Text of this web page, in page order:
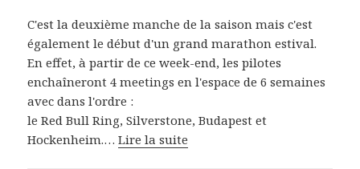
C'est la deuxième manche de la saison mais c'est
également le début d'un grand marathon estival.
En effet, à partir de ce week-end, les pilotes
enchaîneront 4 meetings en l'espace de 6 semaines
avec dans l'ordre :
le Red Bull Ring, Silverstone, Budapest et
Hockenheim.…Lire la suite